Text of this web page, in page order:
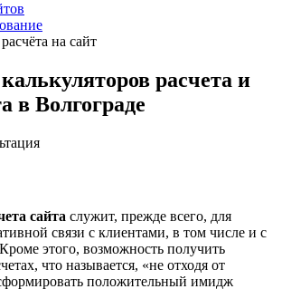
на сайт
расчета и
в Волгограде
сайта служит, прежде всего, для
связи с клиентами, в том числе и с
этого, возможность получить
что называется, «не отходя от
положительный имидж